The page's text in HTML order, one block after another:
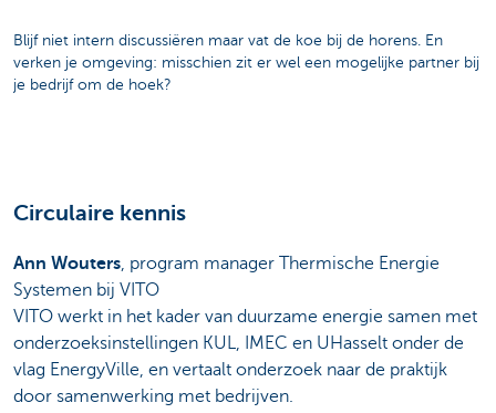
Blijf niet intern discussiëren maar vat de koe bij de horens. En
verken je omgeving: misschien zit er wel een mogelijke partner bij
je bedrijf om de hoek?
Circulaire kennis
Ann Wouters, program manager Thermische Energie
Systemen bij VITO
VITO werkt in het kader van duurzame energie samen met
onderzoeksinstellingen KUL, IMEC en UHasselt onder de
vlag EnergyVille, en vertaalt onderzoek naar de praktijk
door samenwerking met bedrijven.